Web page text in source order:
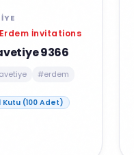
İnvitations
9366
#erdem
Kutu (100 Adet)